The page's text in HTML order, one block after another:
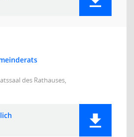
des Rathauses,